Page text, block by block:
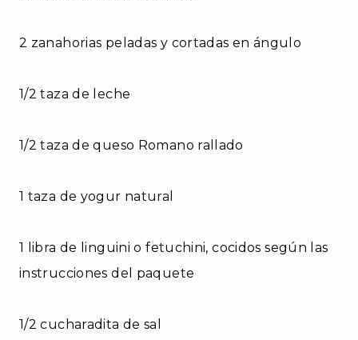
2 zanahorias peladas y cortadas en ángulo
1/2 taza de leche
1/2 taza de queso Romano rallado
1 taza de yogur natural
1 libra de linguini o fetuchini, cocidos según las
instrucciones del paquete
1/2 cucharadita de sal